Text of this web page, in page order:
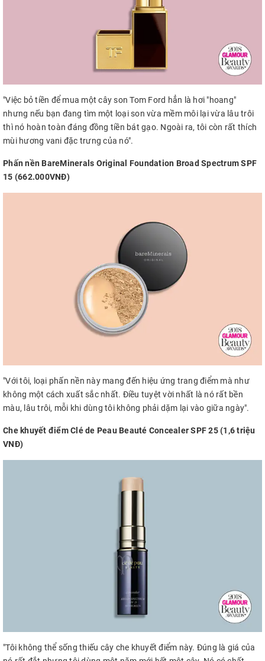
"Việc bỏ tiền để mua một cây son Tom Ford hẳn là hơi "hoang"
nhưng nếu bạn đang tìm một loại son vừa mềm môi lại vừa lâu trôi
thì nó hoàn toàn đáng đồng tiền bát gạo. Ngoài ra, tôi còn rất thích
mùi hương vani đặc trưng của nó".
Phấn nền BareMinerals Original Foundation Broad Spectrum SPF
15 (662.000VNĐ)
"Với tôi, loại phấn nền này mang đến hiệu ứng trang điểm mà như
không một cách xuất sắc nhất. Điều tuyệt vời nhất là nó rất bền
màu, lâu trôi, mỗi khi dùng tôi không phải dặm lại vào giữa ngày".
Che khuyết điểm Clé de Peau Beauté Concealer SPF 25 (1,6 triệu
VNĐ)
"Tôi không thể sống thiếu cây che khuyết điểm này. Đúng là giá của